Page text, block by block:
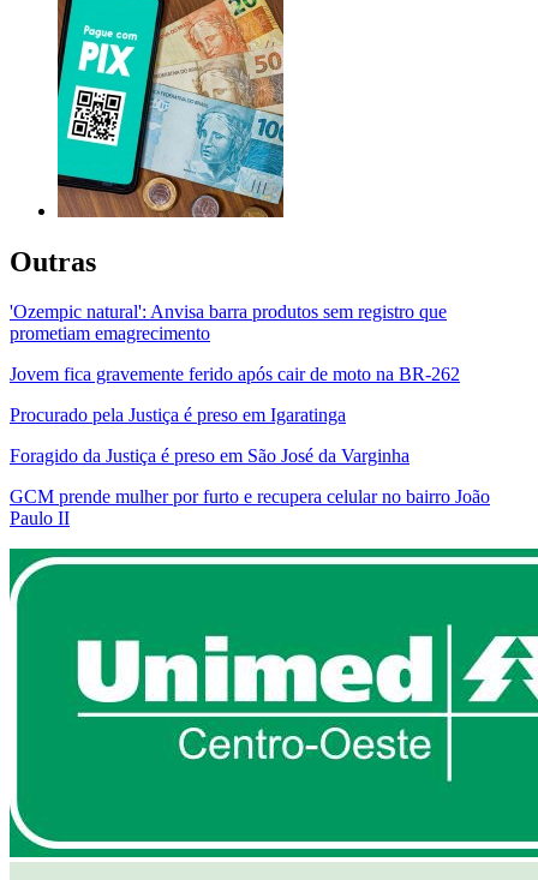
Outras
'Ozempic natural': Anvisa barra produtos sem registro que
prometiam emagrecimento
Jovem fica gravemente ferido após cair de moto na BR-262
Procurado pela Justiça é preso em Igaratinga
Foragido da Justiça é preso em São José da Varginha
GCM prende mulher por furto e recupera celular no bairro João
Paulo II